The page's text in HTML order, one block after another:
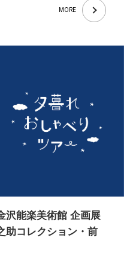
MORE
能楽美術館 企画展
助コレクション・前